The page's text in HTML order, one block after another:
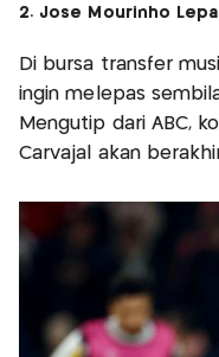
2. Jose Mourinho
Di bursa transfer
ingin melepas
Mengutip dari ABC,
Carvajal akan